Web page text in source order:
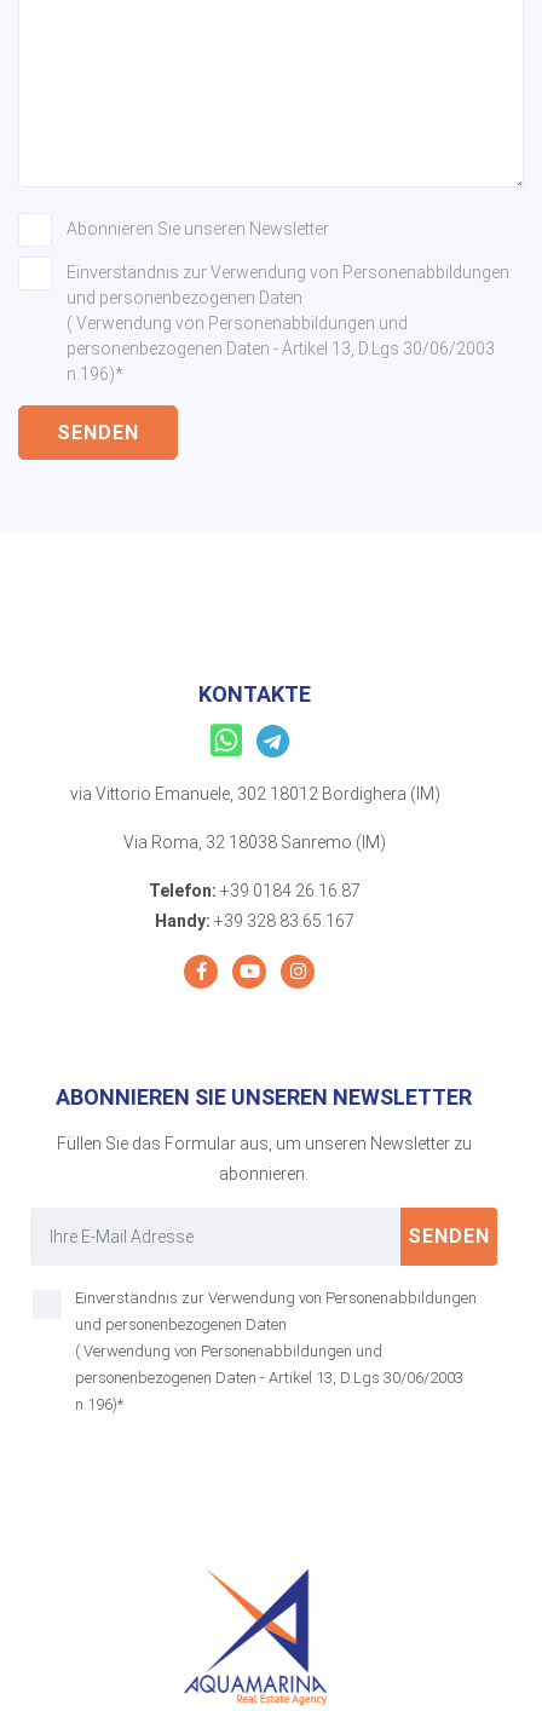
Abonnieren Sie unseren Newsletter
Einverständnis zur Verwendung von Personenabbildungen
und personenbezogenen Daten
( Verwendung von Personenabbildungen und
personenbezogenen Daten - Artikel 13, D.Lgs 30/06/2003
n.196)*
SENDEN
KONTAKTE
via Vittorio Emanuele, 302 18012 Bordighera (IM)
Via Roma, 32 18038 Sanremo (IM)
Telefon: +39 0184 26.16.87
Handy: +39 328 83.65.167
ABONNIEREN SIE UNSEREN NEWSLETTER
Füllen Sie das Formular aus, um unseren Newsletter zu
abonnieren.
SENDEN
Einverständnis zur Verwendung von Personenabbildungen
und personenbezogenen Daten
( Verwendung von Personenabbildungen und
personenbezogenen Daten - Artikel 13, D.Lgs 30/06/2003
n.196)*